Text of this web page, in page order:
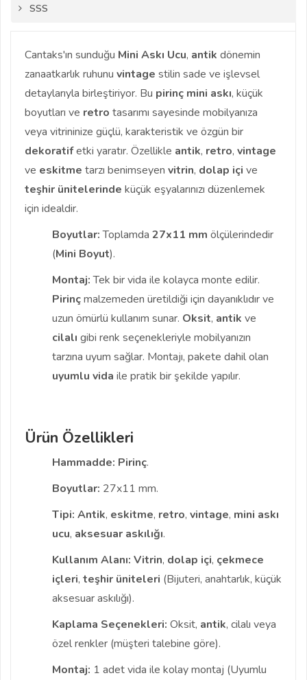
SSS
Cantaks'ın sunduğu Mini Askı Ucu, antik dönemin
zanaatkarlık ruhunu vintage stilin sade ve işlevsel
detaylarıyla birleştiriyor. Bu pirinç mini askı, küçük
boyutları ve retro tasarımı sayesinde mobilyanıza
veya vitrininize güçlü, karakteristik ve özgün bir
dekoratifetki yaratır. Özellikle antik, retro, vintage
ve eskitme tarzı benimseyen vitrin, dolap içi ve
teşhir ünitelerinde küçük eşyalarınızı düzenlemek
için idealdir.
Boyutlar:Toplamda 27x11 mm ölçülerindedir
(Mini Boyut).
Montaj:Tek bir vida ile kolayca monte edilir.
Pirinçmalzemeden üretildiği için dayanıklıdır ve
uzun ömürlü kullanım sunar. Oksit, antik ve
cilalı gibi renk seçenekleriyle mobilyanızın
tarzına uyum sağlar. Montajı, pakete dahil olan
uyumlu vida ile pratik bir şekilde yapılır.
Ürün Özellikleri
Hammadde: Pirinç.
Boyutlar: 27x11 mm.
Tipi: Antik, eskitme, retro, vintage, mini askı
ucu, aksesuar askılığı.
Kullanım Alanı: Vitrin, dolap içi, çekmece
içleri, teşhir üniteleri (Bijuteri, anahtarlık, küçük
aksesuar askılığı).
Kaplama Seçenekleri: Oksit, antik, cilalı veya
özel renkler (müşteri talebine göre).
Montaj: 1 adet vida ile kolay montaj (Uyumlu